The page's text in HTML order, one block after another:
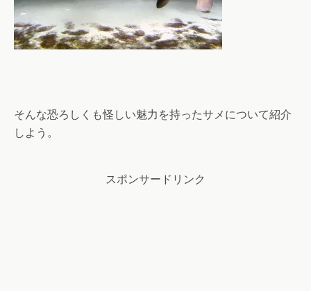
そんな恐ろしくも怪しい魅力を持ったサメについて紹介
しよう。
スポンサードリンク